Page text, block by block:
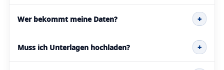
Wer bekommt meine Daten? +
Muss ich Unterlagen hochladen? +